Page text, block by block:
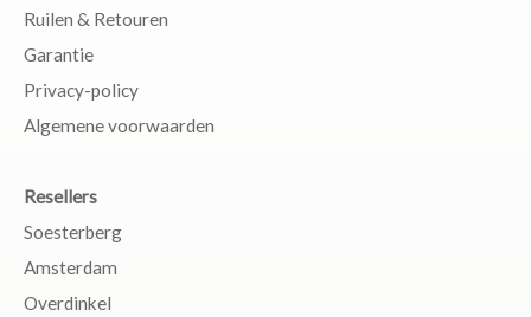
Ruilen & Retouren
Garantie
Privacy-policy
Algemene voorwaarden
Resellers
Soesterberg
Amsterdam
Overdinkel